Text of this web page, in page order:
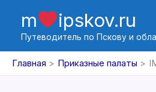
содержимому
m ipskov.ru
Путеводитель по Пскову и
Главная Приказные палаты